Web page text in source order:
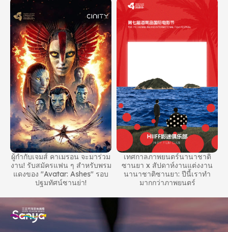
ผู้กํากับเจมส์ คาเมรอน จะมาร่วม
งาน! รับสมัครแฟน ๆ สําหรับพรม
แดงของ "Avatar: Ashes" รอบ
ปฐมทัศน์ซานย่า!
เทศกาลภาพยนตร์นานาชาติ
ซานยา x สัปดาห์งานแต่งงาน
นานาชาติซานยา: ปีนี้เราทํา
มากกว่าภาพยนตร์